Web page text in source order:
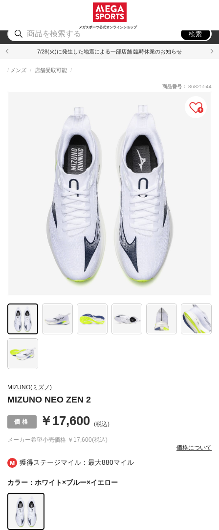
メガスポーツ公式オンラインショップ
アウトドア
検索
7/28(火)に発生した地震による一部店舗 臨時休業のお知らせ
獲得ステージマイル：最大880マイル
MIZUNO(ミズノ)
MIZUNO NEO ZEN 2
メンズ 店舗受取可能
メーカー希望小売価格 ￥17,600(税込)
￥17,600 (税込)
価格について
商品番号： 86825544
カラー：ホワイト×ブルー×イエロー